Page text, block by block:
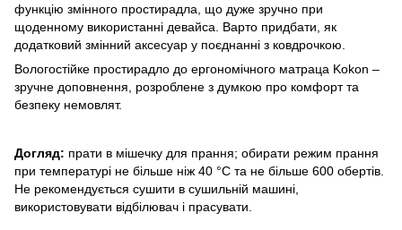
функцію змінного простирадла, що дуже зручно при
щоденному використанні девайса. Варто придбати, як
додатковий змінний аксесуар у поєднанні з ковдрочкою.
Вологостійке простирадло до ергономічного матраца Kokon –
зручне доповнення, розроблене з думкою про комфорт та
безпеку немовлят.
Догляд: прати в мішечку для прання; обирати режим прання
при температурі не більше ніж 40 °C та не більше 600 обертів.
Не рекомендується сушити в сушильній машині,
використовувати відбілювач і прасувати.